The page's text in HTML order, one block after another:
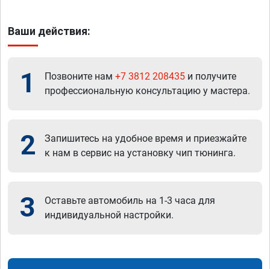
Ваши действия:
1 Позвоните нам +7 3812 208435 и получите
профессиональную консультацию у мастера.
2
Запишитесь на удобное время и приезжайте
к нам в сервис на установку чип тюнинга.
3
Оставьте автомобиль на 1-3 часа для
индивидуальной настройки.